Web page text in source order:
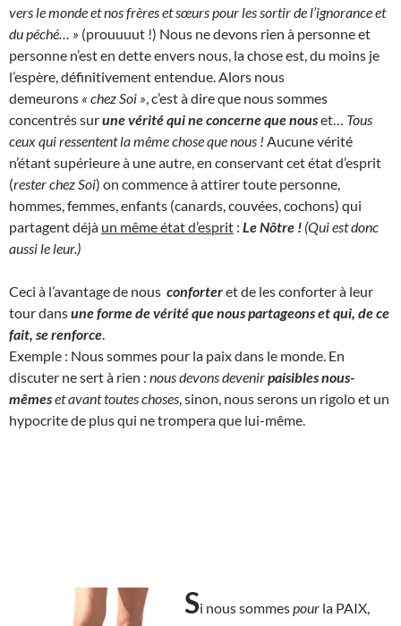
vers le monde et nos frères et sœurs pour les sortir de l’ignorance et
du péché… » (prouuuut !) Nous ne devons rien à personne et
personne n’est en dette envers nous, la chose est, du moins je
l’espère, définitivement entendue. Alors nous
demeurons « chez Soi » , c’est à dire que nous sommes
concentrés surune vérité qui ne concerne que nouset… Tous
ceux qui ressentent la même chose que nous ! Aucune vérité
n’étant supérieure à une autre, en conservant cet état d’esprit
(rester chez Soi) on commence à attirer toute personne,
hommes, femmes, enfants (canards, couvées, cochons) qui
partagent déjà un même état d’esprit : Le Nôtre ! (Qui est donc
aussi le leur.)
Ceci à l’avantage de nous conforteret de les conforter à leur
tour dansune forme de vérité que nous partageons et qui, de ce
fait, se renforce
Exemple : Nous sommes pour la paix dans le monde. En
discuter ne sert à rien : nous devons devenirpaisibles nous-
mêmeset avant toutes choses , sinon, nous serons un rigolo et un
hypocrite de plus qui ne trompera que lui-même.
Si nous sommespour la PAIX,